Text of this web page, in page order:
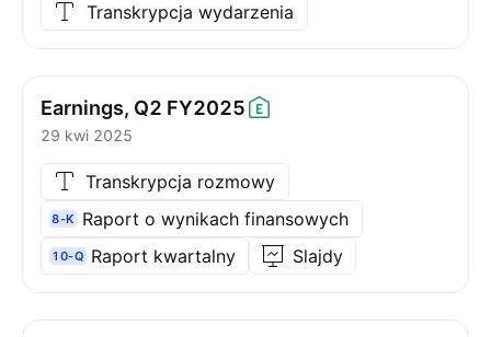
Transkrypcja wydarzenia
Earnings, Q2 FY2025
29 kwi 2025
Transkrypcja rozmowy
8-K Raport o wynikach finansowych
10-Q Raport kwartalny Slajdy